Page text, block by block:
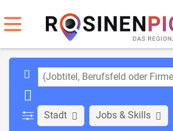
Stadt Jobs & Skills